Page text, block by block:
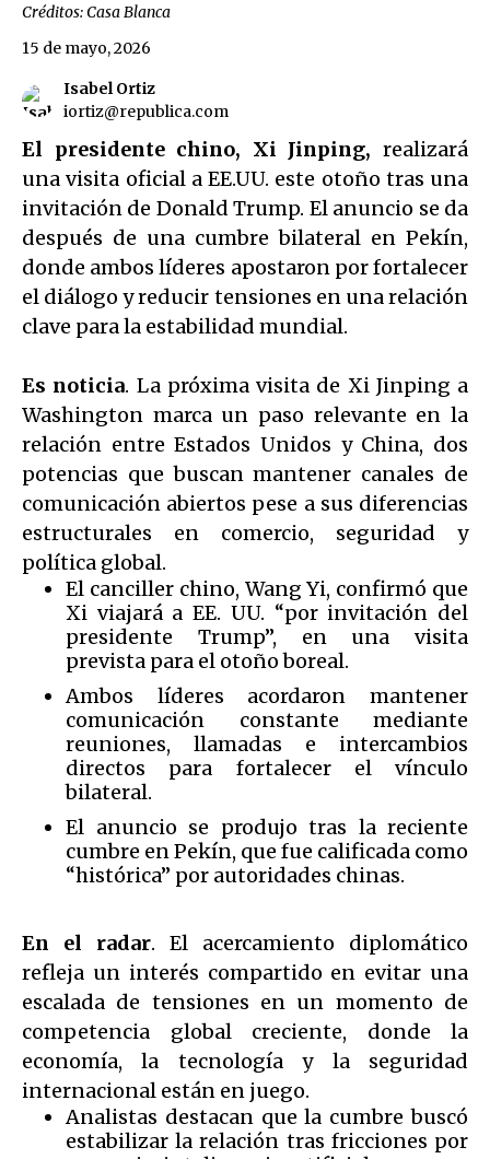
Créditos: Casa Blanca
Isabel Ortiz
iortiz@republica.com
15 de mayo, 2026
El presidente chino, Xi Jinping, realizará
una visita oficial a EE.UU. este otoño tras una
invitación de Donald Trump. El anuncio se da
después de una cumbre bilateral en Pekín,
donde ambos líderes apostaron por fortalecer
el diálogo y reducir tensiones en una relación
clave para la estabilidad mundial.
Es noticia. La próxima visita de Xi Jinping a
Washington marca un paso relevante en la
relación entre Estados Unidos y China, dos
potencias que buscan mantener canales de
comunicación abiertos pese a sus diferencias
estructurales en comercio, seguridad y
política global.
El canciller chino, Wang Yi, confirmó que
Xi viajará a EE. UU. “por invitación del
presidente Trump”, en una visita
prevista para el otoño boreal.
Ambos líderes acordaron mantener
comunicación constante mediante
reuniones, llamadas e intercambios
directos para fortalecer el vínculo
bilateral.
El anuncio se produjo tras la reciente
cumbre en Pekín, que fue calificada como
“histórica” por autoridades chinas.
En el radar. El acercamiento diplomático
refleja un interés compartido en evitar una
escalada de tensiones en un momento de
competencia global creciente, donde la
economía, la tecnología y la seguridad
internacional están en juego.
Analistas destacan que la cumbre buscó
estabilizar la relación tras fricciones por